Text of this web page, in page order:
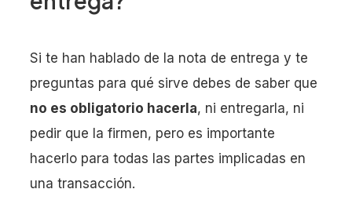
Si te han hablado de la nota de entrega y te
preguntas para qué sirve debes de saber que
no es obligatorio hacerla, ni entregarla, ni
pedir que la firmen, pero es importante
hacerlo para todas las partes implicadas en
una transacción.